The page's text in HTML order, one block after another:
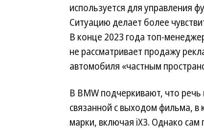
используется для управления
Ситуацию делает более
В конце 2023 года топ-
не рассматривает продажу
автомобиля «частным
В BMW подчеркивают, что
связанной с выходом фильма, в
марки, включая iX3. Однако